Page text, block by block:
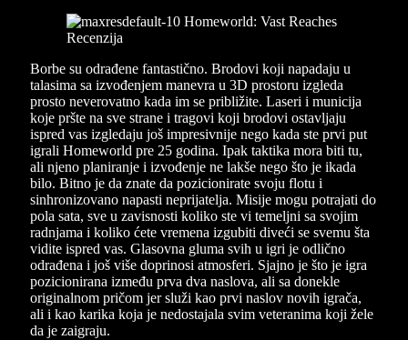
Borbe su odrađene fantastično. Brodovi koji napadaju u
talasima sa izvođenjem manevra u 3D prostoru izgleda
prosto neverovatno kada im se približite. Laseri i municija
koje pršte na sve strane i tragovi koji brodovi ostavljaju
ispred vas izgledaju još impresivnije nego kada ste prvi put
igrali Homeworld pre 25 godina. Ipak taktika mora biti tu,
ali njeno planiranje i izvođenje ne lakše nego što je ikada
bilo. Bitno je da znate da pozicionirate svoju flotu i
sinhronizovano napasti neprijatelja. Misije mogu potrajati do
pola sata, sve u zavisnosti koliko ste vi temeljni sa svojim
radnjama i koliko ćete vremena izgubiti diveći se svemu šta
vidite ispred vas. Glasovna gluma svih u igri je odlično
odrađena i još više doprinosi atmosferi. Sjajno je što je igra
pozicionirana između prva dva naslova, ali sa donekle
originalnom pričom jer služi kao prvi naslov novih igrača,
ali i kao karika koja je nedostajala svim veteranima koji žele
da je zaigraju.